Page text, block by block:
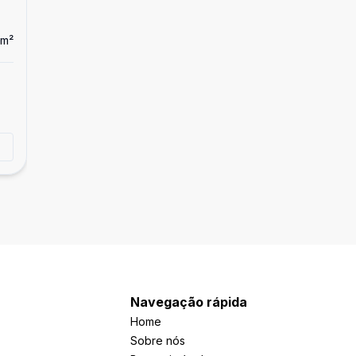
m²
Navegação rápida
Home
Sobre nós